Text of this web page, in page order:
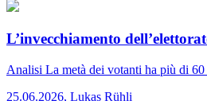
L’invecchiamento
Analisi La metà dei votanti ha più di 60
25.06.2026, Lukas Rühli